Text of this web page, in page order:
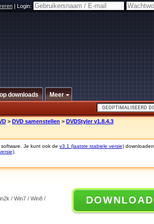
|Login:
downloads Meer
> DVD samenstellen > DVDStyler v1.8.4.3
Je kunt ook de v3.1 (laatste stabiele versie) downloaden.
/ Win7 / Win8 /
DOWNLOAD